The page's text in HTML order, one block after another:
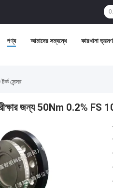
পণ্য আমাদের সম্বন্ধে কারখানা ভ্রমণ
সেন্সর
জন্য 50Nm 0.2% FS